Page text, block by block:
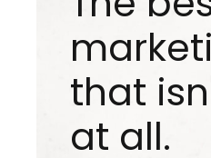
that
at all.